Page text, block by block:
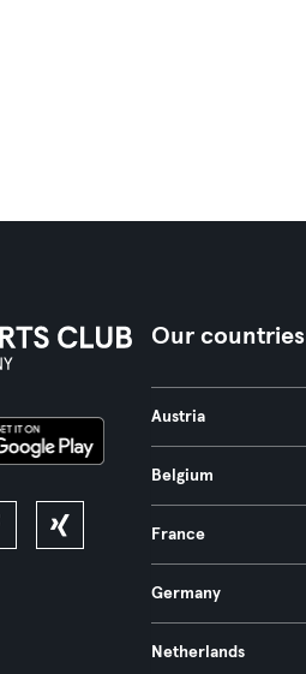
Our countries
Austria
Belgium
France
Germany
Netherlands